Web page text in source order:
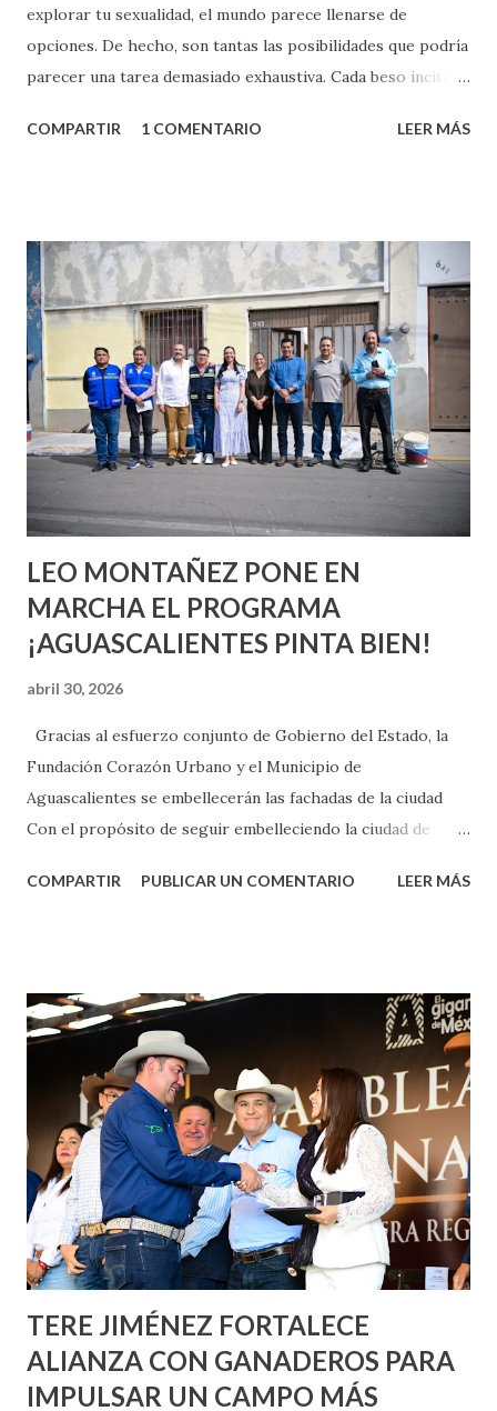
explorar tu sexualidad, el mundo parece llenarse de
opciones. De hecho, son tantas las posibilidades que podría
parecer una tarea demasiado exhaustiva. Cada beso incita
partes de ti que jamás hubieras imaginado. El problema es
conoces ni la mitad de lo que deberías saber. Pero incluso
quienes ya han tenido relaciones sexuales no son expertos
o expertas en el tema. Siempre hay algo nuevo que
aprender y nuevas experiencias que conocer. Si eres una
chica y aún no has tenido relaciones sexuales, tal vez
pienses que el sexo será increíble y no puedas esperar para
experimentarlo, pero como cualquier persona con
experiencia te dirá, siempre es mejor cuando ambas partes
son suficientemen...
COMPARTIR 1 COMENTARIO LEER MÁS
LEO MONTAÑEZ PONE EN
MARCHA EL PROGRAMA
¡AGUASCALIENTES PINTA BIEN!
abril 30, 2026
Gracias al esfuerzo conjunto de Gobierno del Estado, la
Fundación Corazón Urbano y el Municipio de
Aguascalientes se embellecerán las fachadas de la ciudad
Con el propósito de seguir embelleciendo la ciudad de
municipal, Leo Montañez dio inicio al programa
Corazón Urbano y el Municipio capital. Leo Montañez
informó que en este programa se usarán cerca de 90 mil
metros cuadrados de pintura, para dar inicio en la calle
Nieto, entre Jesús F. Elizondo y la calle 22 de Octubre, con
lo que se aplicará pintura en 66 casas. Posteriormente se
llevará este programa a Villas de Nuestra Señora de la
Asunción, Avenida Alameda y Decreto 27 de Septiembre, en
los edificios FOVISSSTE Ojo de Agua, en la comunidad
Norias de Paso Hondo y en los edificios de...
COMPARTIR PUBLICAR UN COMENTARIO LEER MÁS
TERE JIMÉNEZ FORTALECE
ALIANZA CON GANADEROS PARA
IMPULSAR UN CAMPO MÁS